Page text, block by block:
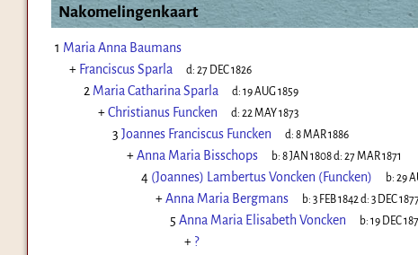
Nakomelingenkaart
1 Maria Anna Baumans
+ Franciscus Sparla d: 27 DEC 1826
2 Maria Catharina Sparla d: 19 AUG 1859
+Christianus Funcken d: 22 MAY 1873
3 Joannes Franciscus Funcken d: 8 MAR 1886
+Anna Maria Bisschops b: 8 JAN 1808d: 27 MAR 1871
4 (Joannes) Lambertus Voncken (Funcken) b: 29
+Anna Maria Bergmans b: 3 FEB 1842d: 3 DEC
5 Anna Maria Elisabeth Voncken b: 19 DEC
+ ?